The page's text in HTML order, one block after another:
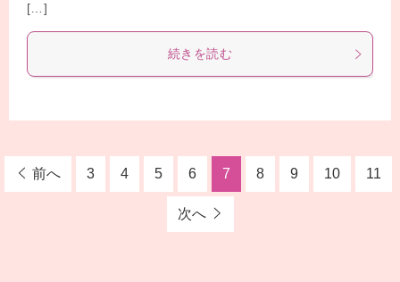
[…]
続きを読む
前へ 3 4 5 6 7 8 9 10 11
次へ